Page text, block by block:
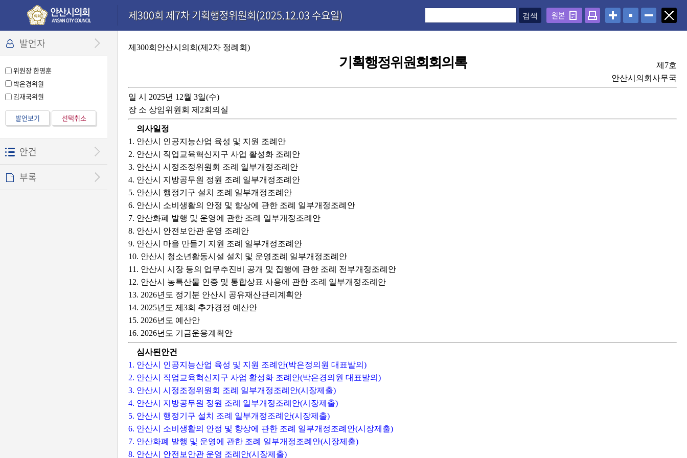
본문으로 바로가기
기능메뉴 메뉴 바로가기
설정메뉴 메뉴 바로가기
제300회 제7차 기획행정위원회(2025.12.03 수요일) 원본
발언자
위원장 한명훈
박은경위원
김재국위원
발언보기 선택취소
안건
부록
제300회안산시의회(제2차 정례회)
기획행정위원회회의록
제7호
안산시의회사무국
일 시 2025년 12월 3일(수)
장 소 상임위원회 제2회의실
의사일정
1. 안산시 인공지능산업 육성 및 지원 조례안
2. 안산시 직업교육혁신지구 사업 활성화 조례안
3. 안산시 시정조정위원회 조례 일부개정조례안
4. 안산시 지방공무원 정원 조례 일부개정조례안
5. 안산시 행정기구 설치 조례 일부개정조례안
6. 안산시 소비생활의 안정 및 향상에 관한 조례 일부개정조례안
7. 안산화폐 발행 및 운영에 관한 조례 일부개정조례안
8. 안산시 안전보안관 운영 조례안
9. 안산시 마을 만들기 지원 조례 일부개정조례안
10. 안산시 청소년활동시설 설치 및 운영조례 일부개정조례안
11. 안산시 시장 등의 업무추진비 공개 및 집행에 관한 조례 전부개정조례안
12. 안산시 농특산물 인증 및 통합상표 사용에 관한 조례 일부개정조례안
13. 2026년도 정기분 안산시 공유재산관리계획안
14. 2025년도 제3회 추가경정 예산안
15. 2026년도 예산안
16. 2026년도 기금운용계획안
심사된안건
1. 안산시 인공지능산업 육성 및 지원 조례안(박은정의원 대표발의)
2. 안산시 직업교육혁신지구 사업 활성화 조례안(박은경의원 대표발의)
3. 안산시 시정조정위원회 조례 일부개정조례안(시장제출)
4. 안산시 지방공무원 정원 조례 일부개정조례안(시장제출)
5. 안산시 행정기구 설치 조례 일부개정조례안(시장제출)
6. 안산시 소비생활의 안정 및 향상에 관한 조례 일부개정조례안(시장제출)
7. 안산화폐 발행 및 운영에 관한 조례 일부개정조례안(시장제출)
8. 안산시 안전보안관 운영 조례안(시장제출)